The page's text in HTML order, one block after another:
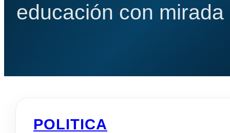
educación con
POLITICA